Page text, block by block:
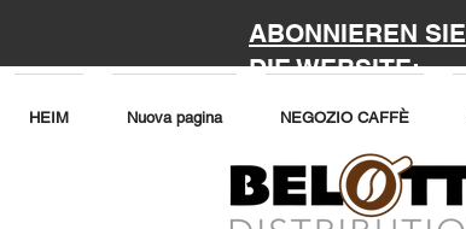
ABONNIEREN SIE
DIE WEBSITE:
HEIM Nuova pagina NEGOZIO CAFFÈ